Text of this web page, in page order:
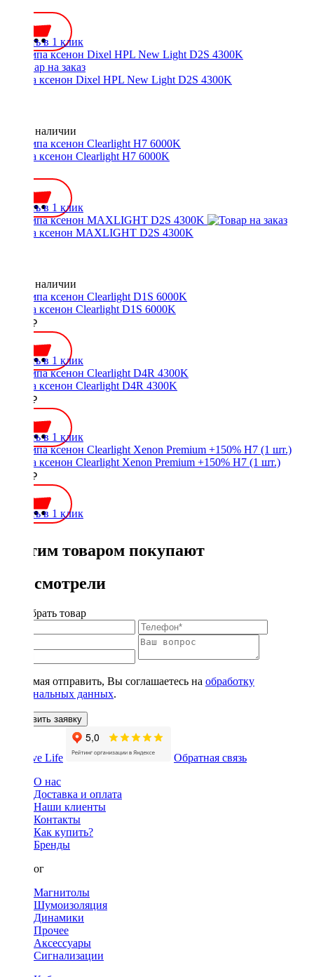
Купить в 1 клик
Лампа ксенон Dixel HPL New Light D2S 4300K
Нет в наличии
Лампа ксенон Clearlight H7 6000K
Купить в 1 клик
Лампа ксенон MAXLIGHT D2S 4300K
Нет в наличии
Лампа ксенон Clearlight D1S 6000K
1400 ₽
Купить в 1 клик
Лампа ксенон Clearlight D4R 4300K
1400 ₽
Купить в 1 клик
Лампа ксенон Clearlight Xenon Premium +150% H7 (1 шт.)
1200 ₽
Купить в 1 клик
С этим товаром покупают
Вы смотрели
Подобрать товар
Нажимая отправить, Вы соглашаетесь на обработку
персональных данных.
Оставить заявку
Обратная связь
О нас
Доставка и оплата
Наши клиенты
Контакты
Как купить?
Бренды
Каталог
Магнитолы
Шумоизоляция
Динамики
Прочее
Аксессуары
Сигнализации